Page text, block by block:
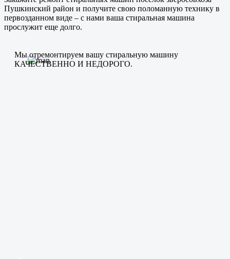
Пушкинский район и получите свою поломанную технику в
первозданном виде – с нами ваша стиральная машина
прослужит еще долго.
Мы отремонтируем вашу стиральную машину
КАЧЕСТВЕННО И НЕДОРОГО.